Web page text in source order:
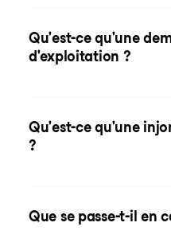
Qu'est-ce qu'une
d'exploitation ?
Qu'est-ce qu'une
?
Que se passe-t-il en